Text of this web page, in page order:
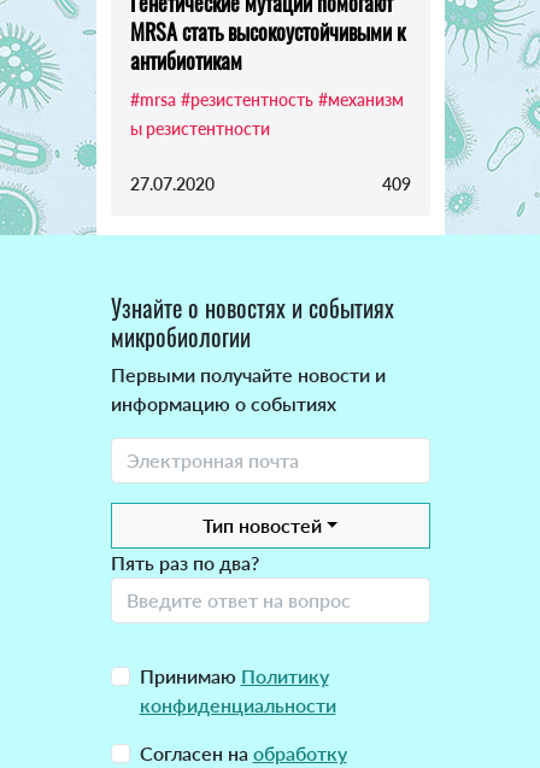
MRSA стать высокоустойчивыми к
антибиотикам
#mrsa #резистентность #механизм
ы резистентности
27.07.2020 409
Узнайте о новостях и событиях
микробиологии
Первыми получайте новости и
информацию о событиях
Тип новостей
Пять раз по два?
Принимаю Политику
конфиденциальности
Согласен на обработку